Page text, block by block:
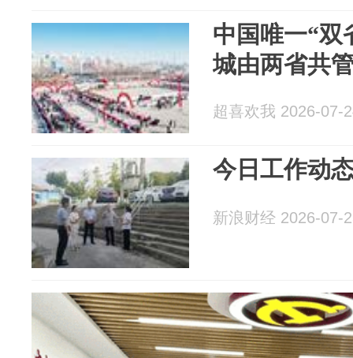
中国唯一“双
城由两省共
超喜欢我 2026-07-
今日工作动
新浪财经 2026-07-